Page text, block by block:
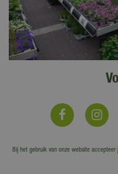
Bij het gebruik van onze website accepteer